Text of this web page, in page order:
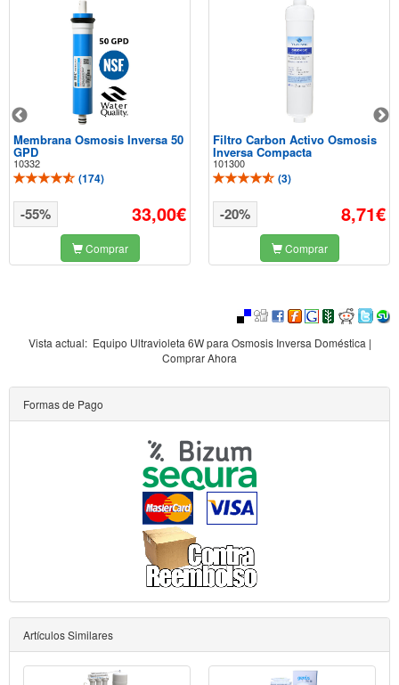
Membrana Osmosis Inversa 50
GPD
10332
(174)
33,00€
-55%
Comprar
Filtro Carbon Activo Osmosis
Inversa Compacta
101300
(3)
8,71€
-20%
Comprar
Vista actual: Equipo Ultravioleta 6W para Osmosis Inversa Doméstica |
Comprar Ahora
Formas de Pago
Artículos Similares